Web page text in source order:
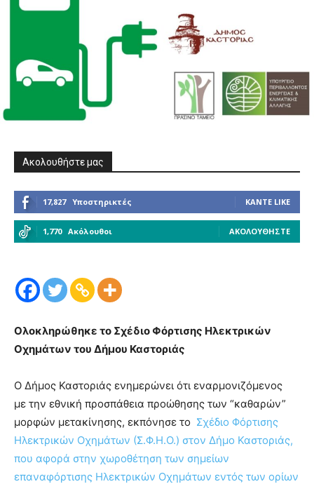
Ακολουθήστε μας
17,827 Υποστηρικτές ΚΆΝΤΕ LIKE
1,770 Ακόλουθοι ΑΚΟΛΟΥΘΉΣΤΕ
Ολοκληρώθηκε το Σχέδιο Φόρτισης Ηλεκτρικών
Οχημάτων του Δήμου Καστοριάς
Ο Δήμος Καστοριάς ενημερώνει ότι εναρμονιζόμενος
με την εθνική προσπάθεια προώθησης των “καθαρών”
μορφών μετακίνησης, εκπόνησε το Σχέδιο Φόρτισης
Ηλεκτρικών Οχημάτων (Σ.Φ.Η.Ο.) στον Δήμο Καστοριάς,
που αφορά στην χωροθέτηση των σημείων
επαναφόρτισης Ηλεκτρικών Οχημάτων εντός των ορίων